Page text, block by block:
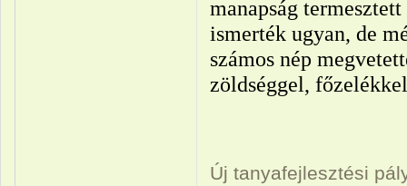
manapság
ismerték ugyan, de
számos nép
zöldséggel,
Új tanyafejlesztési